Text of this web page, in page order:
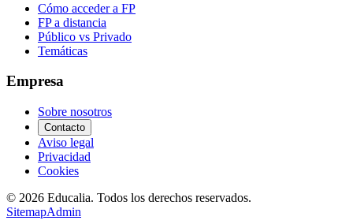
Cómo acceder a FP
FP a distancia
Público vs Privado
Temáticas
Empresa
Sobre nosotros
Contacto
Aviso legal
Privacidad
Cookies
© 2026 Educalia. Todos los derechos reservados.
SitemapAdmin